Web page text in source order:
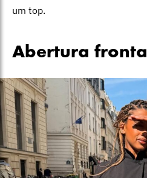
um top.
Abertura frontal